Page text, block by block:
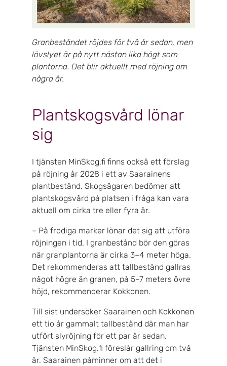
Granbeståndet röjdes för två år sedan, men
lövslyet är på nytt nästan lika högt som
plantorna. Det blir aktuellt med röjning om
några år.
Plantskogsvård lönar
sig
I tjänsten MinSkog.fi finns också ett förslag
på röjning år 2028 i ett av Saarainens
plantbestånd. Skogsägaren bedömer att
plantskogsvård på platsen i fråga kan vara
aktuell om cirka tre eller fyra år.
– På frodiga marker lönar det sig att utföra
röjningen i tid. I granbestånd bör den göras
när granplantorna är cirka 3–4 meter höga.
Det rekommenderas att tallbestånd gallras
något högre än granen, på 5–7 meters övre
höjd, rekommenderar Kokkonen.
Till sist undersöker Saarainen och Kokkonen
ett tio år gammalt tallbestånd där man har
utfört slyröjning för ett par år sedan.
Tjänsten MinSkog.fi föreslår gallring om två
år. Saarainen påminner om att det i